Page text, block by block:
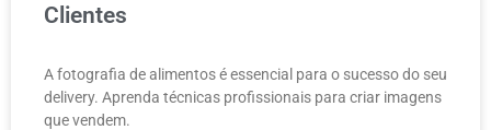
Clientes
A fotografia de alimentos é essencial para o sucesso do seu
delivery. Aprenda técnicas profissionais para criar imagens
que vendem.